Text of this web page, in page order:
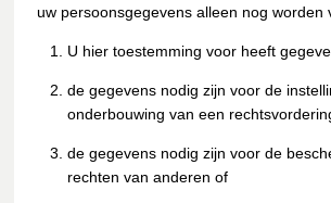
uw persoonsgegevens alleen nog worden
U hier toestemming voor heeft
de gegevens nodig zijn voor de
onderbouwing van een
de gegevens nodig zijn voor de
rechten van anderen of